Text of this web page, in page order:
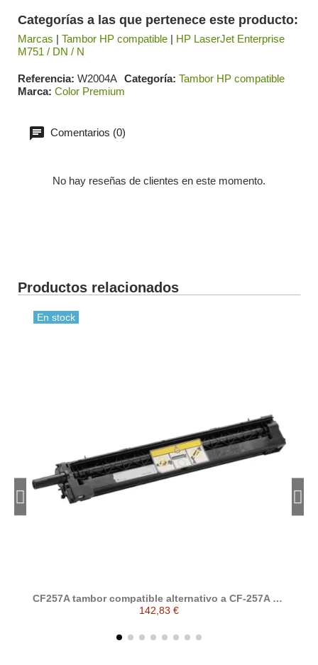
Categorías a las que pertenece este producto:
Marcas | Tambor HP compatible | HP LaserJet Enterprise
M751 / DN / N
Referencia W2004A Categoría Tambor HP compatible
Marca Color Premium
Comentarios (0)
No hay reseñas de clientes en este momento.
Productos relacionados
En stock
CF257A tambor compatible alternativo a CF-257A HP
57A
142,83 €